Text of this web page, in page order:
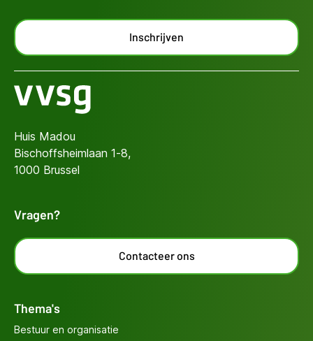
Inschrijven
Huis Madou
Bischoffsheimlaan 1-8,
1000 Brussel
Vragen?
Contacteer ons
Thema's
Bestuur en organisatie